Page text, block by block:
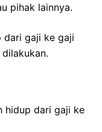
pihak lainnya.
dari gaji ke gaji
hidup dari gaji ke